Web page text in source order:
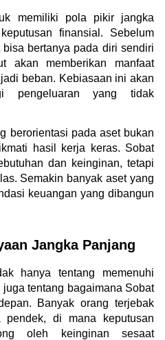
memiliki pola pikir jangka
finansial. Sebelum
bertanya pada diri sendiri
akan memberikan manfaat
beban. Kebiasaan ini akan
pengeluaran yang tidak
berorientasi pada aset bukan
hasil kerja keras. Sobat
dan keinginan, tetapi
Semakin banyak aset yang
keuangan yang dibangun
Jangka Panjang
hanya tentang memenuhi
tentang bagaimana Sobat
Banyak orang terjebak
di mana keputusan
oleh keinginan sesaat